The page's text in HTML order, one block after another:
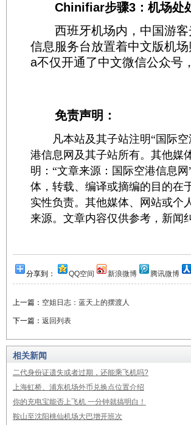
Chinifiar步骤3：机场处
西班牙机场内，中国游客
信息服务台放置着中文版机
a不仅开通了中文微信公众号
免责声明：
凡本站及其子站注明“国际空
港信息网及其子站所有。其他媒
明：“文章来源：国际空港信息
体，转载、编译或摘编的目的在
实性负责。其他媒体、网站或个
来源。文章内容仅供参考，新闻
分享到： QQ空间 新浪微博 腾讯微博
上一篇： 空姐日志：蓝天上的摆渡人
下一篇： 返回列表
相关新闻
二代身份证遗失或者过期，还能乘飞机吗?
上海虹桥、浦东机场外币兑换点位置介绍
你的充电宝能否上飞机 一分钟就搞明白！
鞍山至沈阳桃仙机场大巴增开班次